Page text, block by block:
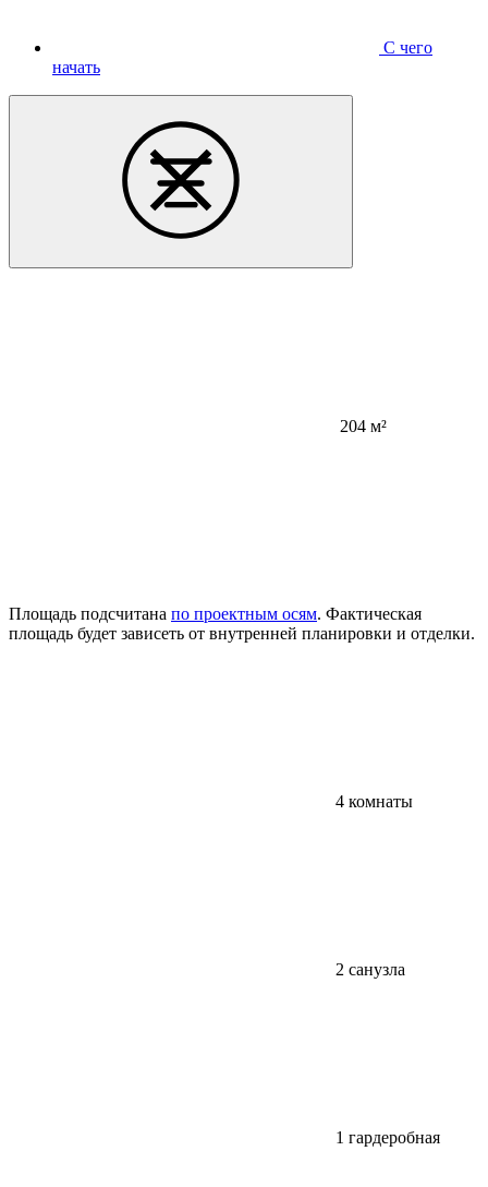
С чего
начать
204 м²
Площадь подсчитана по проектным осям. Фактическая
площадь будет зависеть от внутренней планировки и отделки.
4 комнаты
2 санузла
1 гардеробная